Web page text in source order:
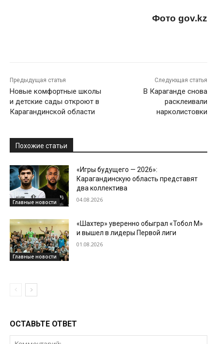
Фото gov.kz
Предыдущая статья
Новые комфортные школы
и детские сады откроют в
Карагандинской области
Следующая статья
В Караганде снова
расклеивали
нарколистовки
Похожие статьи
Главные новости
«Игры будущего — 2026»:
Карагандинскую область представят
два коллектива
04.08.2026
Главные новости
«Шахтер» уверенно обыграл «Тобол М»
и вышел в лидеры Первой лиги
01.08.2026
ОСТАВЬТЕ ОТВЕТ